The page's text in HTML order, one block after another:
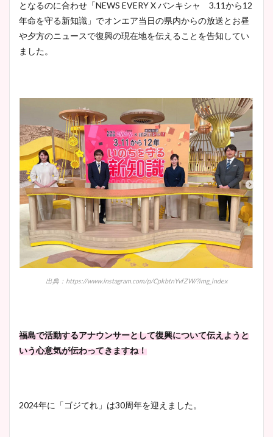
となるのに合わせ「NEWS EVERY X バンキシャ 3.11から12
年命を守る新知識」でオンエア当日の県内からの放送とお昼
や夕方のニュースで復興の現在地を伝えることを告知してい
ました。
出典：https://www.instagram.com/p/CpkbtnYvfZW/?img_index
福島で活動するアナウンサーとして復興について伝えようと
いう心意気が伝わってきますね！
2024年に「ゴジてれ」は30周年を迎えました。